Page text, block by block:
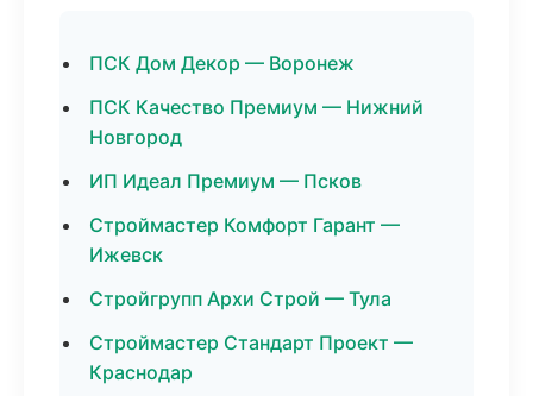
ПСК Дом Декор — Воронеж
ПСК Качество Премиум — Нижний
Новгород
ИП Идеал Премиум — Псков
Строймастер Комфорт Гарант —
Ижевск
Стройгрупп Архи Строй — Тула
Строймастер Стандарт Проект —
Краснодар